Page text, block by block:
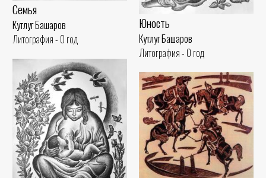
Семья
Кутлуг Башаров
Литография - 0 год
Юность
Кутлуг Башаров
Литография - 0 год